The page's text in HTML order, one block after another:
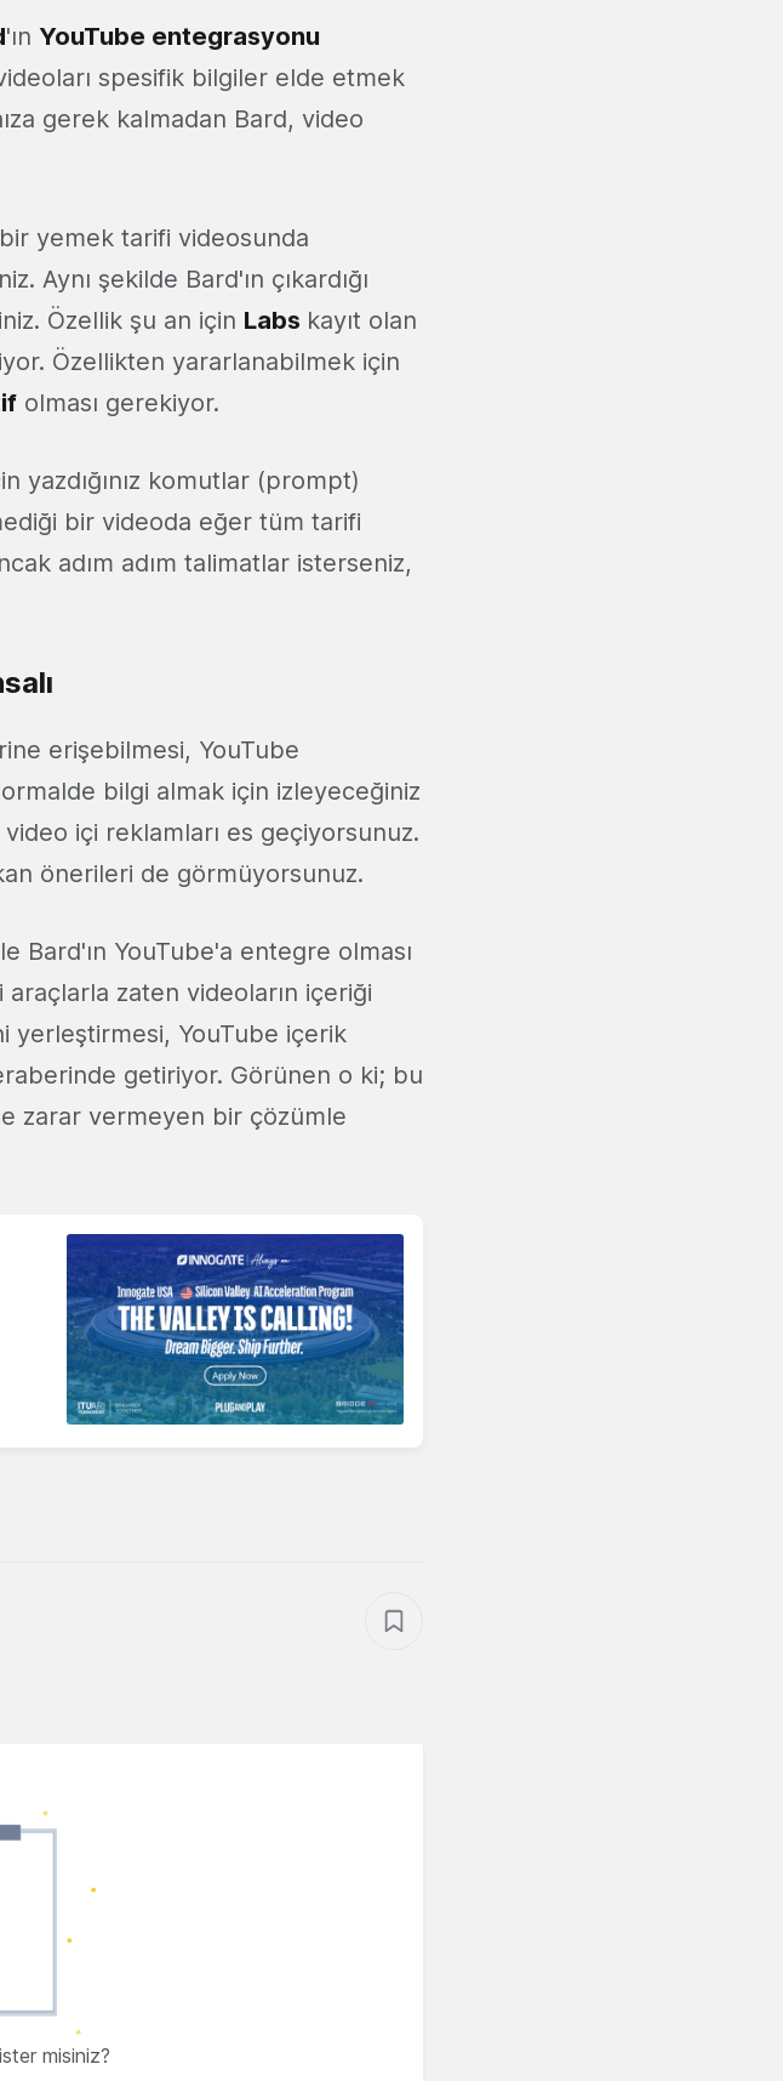
'ın YouTube entegrasyonu
spesifik bilgiler elde etmek
gerek kalmadan Bard, video
bir yemek tarifi videosunda
Aynı şekilde Bard'ın çıkardığı
Özellik şu an için Labs kayıt olan
Özellikten yararlanabilmek için
olması gerekiyor.
yazdığınız komutlar (prompt)
bir videoda eğer tüm tarifi
adım adım talimatlar isterseniz,
erişebilmesi, YouTube
bilgi almak için izleyeceğiniz
içi reklamları es geçiyorsunuz.
önerileri de görmüyorsunuz.
YouTube'a entegre olması
zaten videoların içeriği
yerleştirmesi, YouTube içerik
getiriyor. Görünen o ki; bu
zarar vermeyen bir çözümle
misiniz?